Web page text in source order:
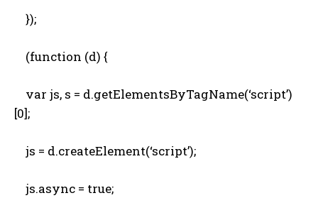
});
(function (d) {
var js, s = d.getElementsByTagName(‘script’)
[0];
js = d.createElement(‘script’);
js.async = true;